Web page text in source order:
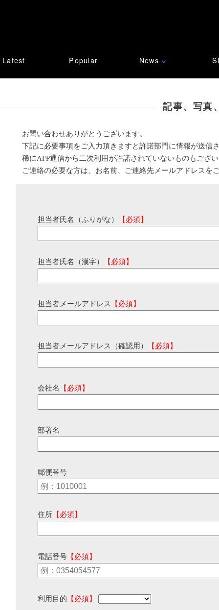
Latest Popular News ∨
記事、写真
お問い合わせありがとうございます。
下記に必要事項をご入力頂きますと許諾部門に情報が送信
稀にAFP通信から二次利用が許諾されていないものもござ
ご連絡の必要な方は、お名前、ご連絡先メールアドレスを
担当者氏名（ふりがな） 【必須】
担当者氏名（漢字） 【必須】
担当者メールアドレス 【必須】
担当者メールアドレス（確認用） 【必須】
会社名 【必須】
部署名
郵便番号
住所 【必須】
電話番号 【必須】
利用目的 【必須】